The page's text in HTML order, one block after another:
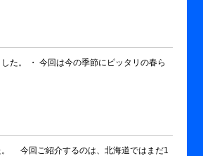
た。 ・ 今回は今の季節にピッタリの春ら
。 今回ご紹介するのは、北海道ではまだ1